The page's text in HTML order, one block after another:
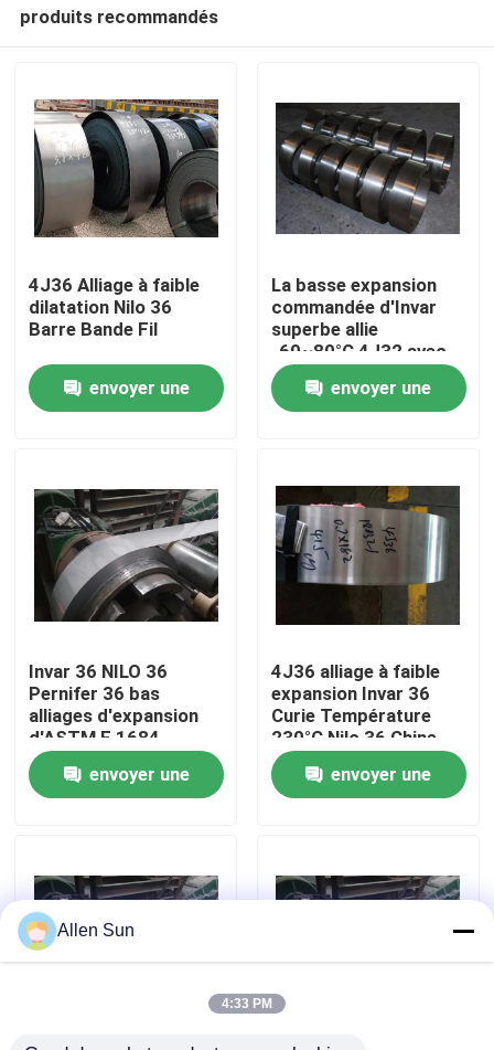
À la maison
Vidéos
produits recommandés
4J36 Alliage à faible
dilatation Nilo 36
Barre Bande Fil
envoyer une
La basse expansion
commandée d'Invar
superbe allie
-60~80°C 4J32 avec
du manganèse
0.20~0.60envoyer une
Invar 36 NILO 36
Pernifer 36 bas
alliages d'expansion
d'ASTM F 1684
envoyer une
4J36 alliage à faible
expansion Invar 36
Curie Température
230°C Nilo 36 Chine
Origine Livraison
rapide envoyer une
Allen Sun
4:33 PM